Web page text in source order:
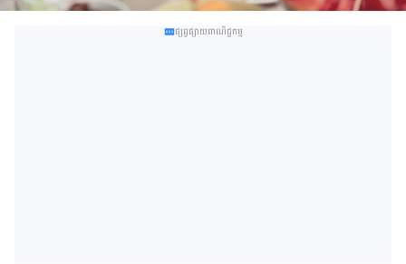
ផ្សព្វផ្សាយពាណិជ្ជកម្ម